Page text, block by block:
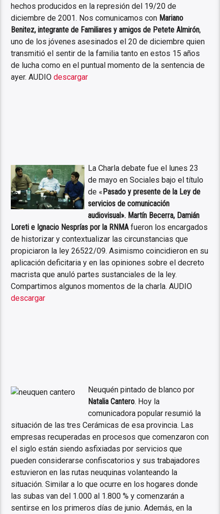
hechos producidos en la represión del 19/20 de
diciembre de 2001. Nos comunicamos con Mariano
Benitez, integrante de Familiares y amigos de Petete Almirón,
uno de los jóvenes asesinados el 20 de diciembre quien
transmitió el sentir de la familia tanto en estos 15 años
de lucha como en el puntual momento de la sentencia de
ayer. AUDIOdescargar
La Charla debate fue el lunes 23
de mayo en Sociales bajo el título
de « Pasado y presente de la Ley de
servicios de comunicación
audiovisual». Martín Becerra, Damián
Loreti e Ignacio Nesprías por la RNMA fueron los encargados
de historizar y contextualizar las circunstancias que
propiciaron la ley 26522/09. Asimismo coincidieron en su
aplicación deficitaria y en las opiniones sobre el decreto
macrista que anuló partes sustanciales de la ley.
Compartimos algunos momentos de la charla. AUDIO
descargar
Neuquén pintado de blanco por
Natalia Cantero. Hoy la
comunicadora popular resumió la
situación de las tres Cerámicas de esa provincia. Las
empresas recuperadas en procesos que comenzaron con
el siglo están siendo asfixiadas por servicios que
pueden considerarse confiscatorios y sus trabajadores
estuvieron en las rutas neuquinas volanteando la
situación. Similar a lo que ocurre en los hogares donde
las subas van del 1.000 al 1.800 % y comenzarán a
sentirse en los primeros días de junio. Además, en la